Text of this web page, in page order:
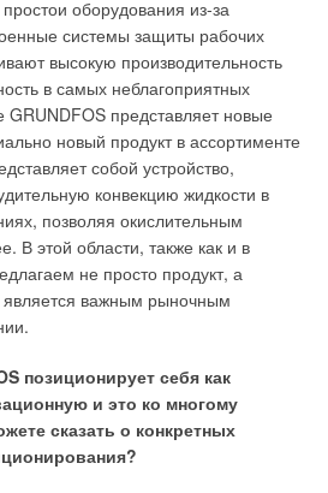
оборудования из-за
системы защиты рабочих
высокую производительность
в самых неблагоприятных
GRUNDFOS представляет новые
новый продукт в ассортименте
собой устройство,
конвекцию жидкости в
позволяя окислительным
В этой области, также как и в
не просто продукт, а
является важным рыночным
позиционирует себя как
и это ко многому
сказать о конкретных
18599–2001 и предназначены
давлении до 10 атм. В данный
диаметром 32, 40 и 50 мм; в
начать выпуск других размеров —
между собой
диаметров, и для стыковки с
материалов поставляются
фирмы Astore (Италия).
фитингов составляет
предназначены для
в т.ч. питьевого,
жидких и газообразных
удобный и надежный монтаж, а
построить систему любой
от «Синикона» —
фитинги собственного
прямыми солнечными лучами.
солевым душем.
имитацией загрязненного
перекрыванием решетки забора
блоке.
Электрик» представила на
моделей.
YV обладают уникальной
Согласно общепринятой теории
накапливаются в организме
фильтр кондиционера YV
радикалы в воздухе помещения.
что при использовании